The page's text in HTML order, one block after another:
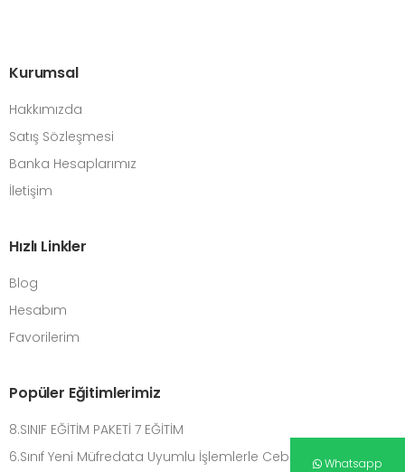
Kurumsal
Hakkımızda
Satış Sözleşmesi
Banka Hesaplarımız
İletişim
Hızlı Linkler
Blog
Hesabım
Favorilerim
Popüler Eğitimlerimiz
8.SINIF EĞİTİM PAKETİ 7 EĞİTİM
6.Sınıf Yeni Müfredata Uyumlu İşlemlerle Cebirsel Düşünme
Whatsapp